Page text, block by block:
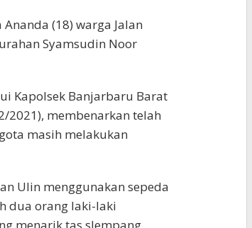
(18) warga Jalan
Syamsudin Noor
Kapolsek Banjarbaru Barat
2021), membenarkan telah
masih melakukan
Ulin menggunakan sepeda
dua orang laki-laki
menarik tas slempang